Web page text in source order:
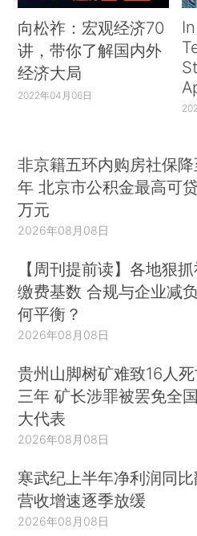
向松祚：宏观经济70
讲，带你了解国内外
经济大局
2022年04月06日
非京籍五环内购房社保
年 北京市公积金最高可
万元
2026年08月08日
【周刊提前读】各地狠
缴费基数 合规与企业减
何平衡？
2026年08月08日
贵州山脚树矿难致16人
三年 矿长涉罪被罢免全
大代表
2026年08月08日
寒武纪上半年净利润同
营收增速逐季放缓
2026年08月08日